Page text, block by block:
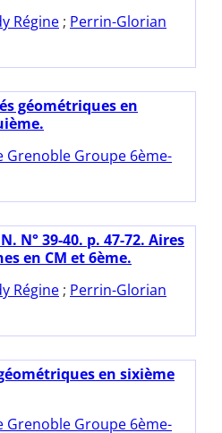
Régine ; Perrin-Glorian
géométriques en
Grenoble Groupe 6ème-
N° 39-40. p. 47-72. Aires
en CM et 6ème.
Régine ; Perrin-Glorian
en sixième
Grenoble Groupe 6ème-